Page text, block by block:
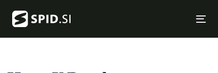
links